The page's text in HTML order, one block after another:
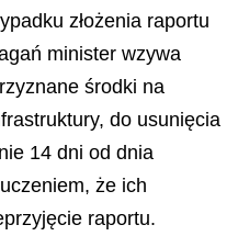
złożenia raportu
minister wzywa
środki na
do usunięcia
14 dni od dnia
że ich
raportu.